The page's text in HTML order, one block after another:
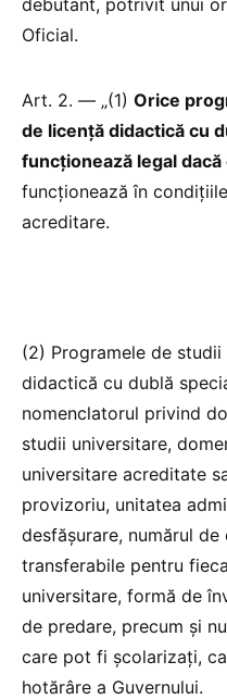
Oficial.
Art. 2. — „(1) Orice
de licență didactică cu
funcționează legal
funcționează în
acreditare.
(2) Programele de
didactică cu dublă
nomenclatorul privind
studii universitare,
universitare acreditate
provizoriu, unitatea
desfășurare, numărul
transferabile pentru
universitare, formă de
de predare, precum și
care pot fi școlarizați,
hotărâre a Guvernului.